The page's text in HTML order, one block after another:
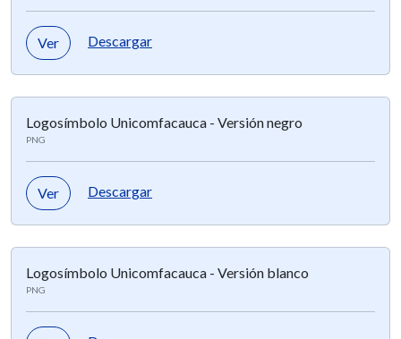
Ver Descargar
Logosímbolo Unicomfacauca - Versión negro
PNG
Ver Descargar
Logosímbolo Unicomfacauca - Versión blanco
PNG